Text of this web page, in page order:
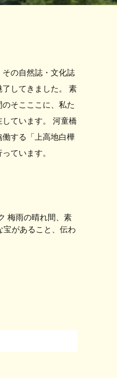
の自然誌・文化誌
してきました。 素
そこここに、私た
ています。 河童橋
する「上高地白樺
ています。
梅雨の晴れ間、素
宝があること、伝わ